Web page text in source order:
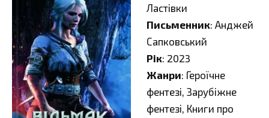
Ластівки
Письменник: Анджей
Сапковський
Рік: 2023
Жанри: Героїчне
фентезі, Зарубіжне
фентезі, Книги про